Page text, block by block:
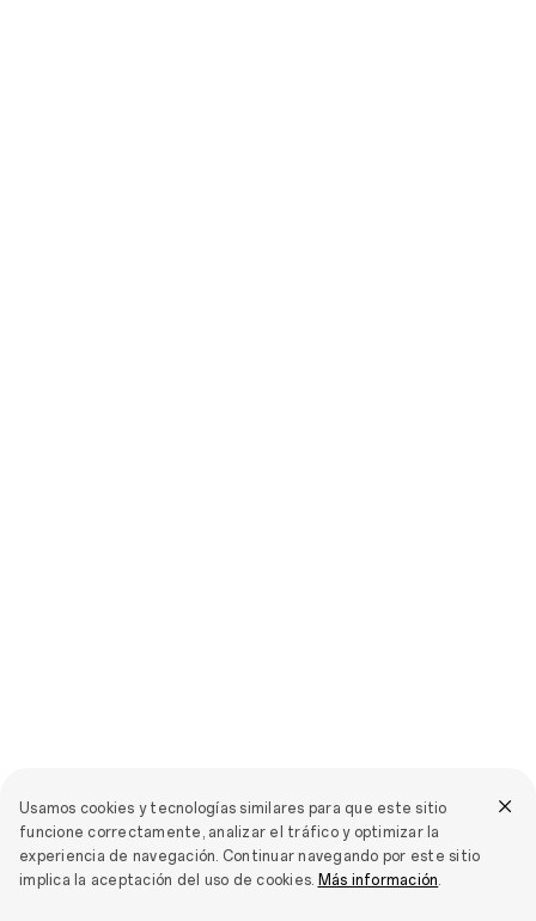
Usamos cookies y tecnologías similares para que este sitio
funcione correctamente, analizar el tráfico y optimizar la
experiencia de navegación. Continuar navegando por este sitio
implica la aceptación del uso de cookies. Más información.